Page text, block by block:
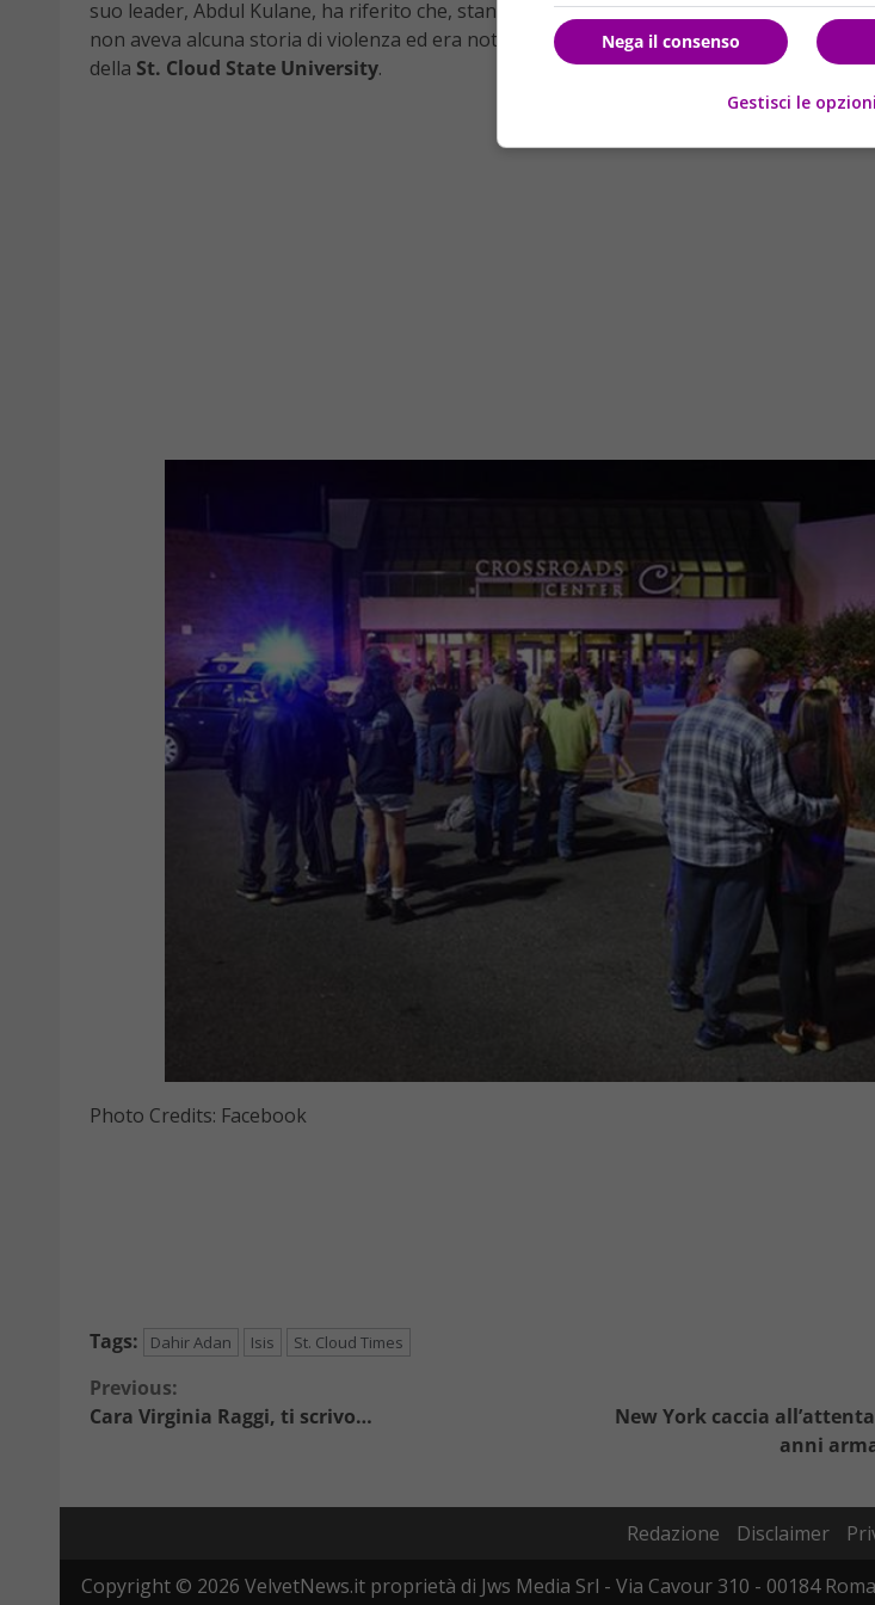
suo leader, Abdul Kulane, ha riferito che, stando alle conoscenza della famiglia e della
non aveva alcuna storia di violenza ed era noto come uno “studente brillante” dell
della St. Cloud State University.
Photo Credits: Facebook
Tags: Dahir Adan Isis St. Cloud Times
Continue
Reading
Previous:
Cara Virginia Raggi, ti scrivo…
New York caccia
anni
Redazione Disclaimer
Copyright © 2026 VelvetNews.it proprietà di Jws Media Srl - Via Cavour 310 - 00184
Nega il consenso
Gestisci le opzioni